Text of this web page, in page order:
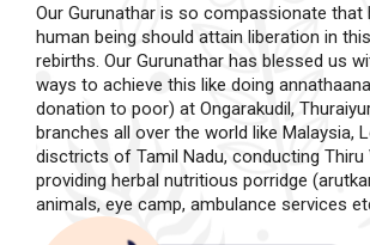
Our Gurunathar is so compassionate that
human being should attain liberation in
rebirths. Our Gurunathar has blessed us
ways to achieve this like doing
donation to poor) at Ongarakudil,
branches all over the world like Malaysia,
disctricts of Tamil Nadu, conducting Thiru
providing herbal nutritious porridge
animals, eye camp, ambulance services